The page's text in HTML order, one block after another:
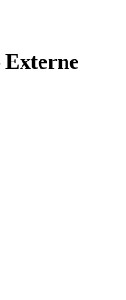
Externe